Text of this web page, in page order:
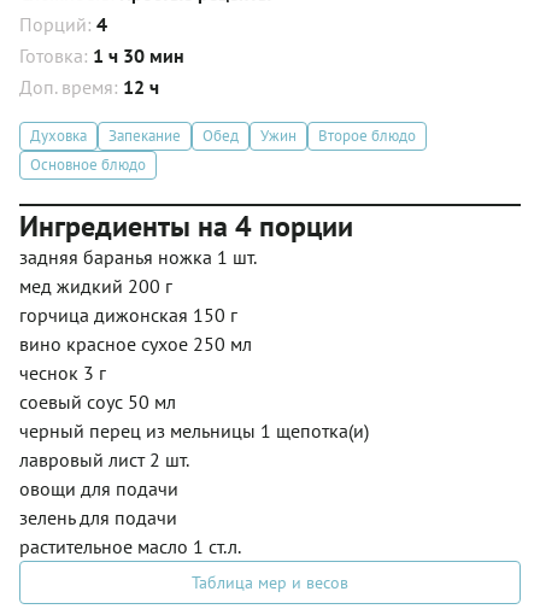
Порций: 4
Готовка: 1 ч 30 мин
Доп. время: 12 ч
Духовка Запекание Обед Ужин
Второе блюдо
Основное блюдо
Ингредиенты на 4 порции
задняя баранья ножка 1 шт.
мед жидкий 200 г
горчица дижонская 150 г
вино красное сухое 250 мл
чеснок 3 г
соевый соус 50 мл
черный перец из мельницы 1 щепотка(и)
лавровый лист 2 шт.
овощи для подачи
зелень для подачи
растительное масло 1 ст.л.
Таблица мер и весов